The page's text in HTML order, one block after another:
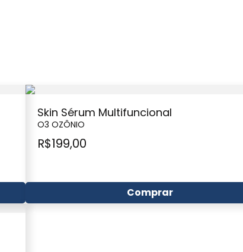
Skin Sérum Multifuncional
O3 OZÔNIO
R$199,00
Comprar